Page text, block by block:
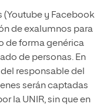
(Youtube y Facebook
de exalumnos para
de forma genérica
de personas. En
responsable del
serán captadas
la UNIR, sin que en